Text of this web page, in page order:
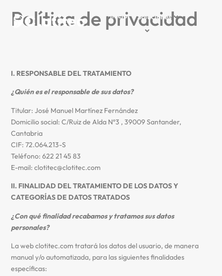
Inicio
Soluciones
Política de privacidad
I. RESPONSABLE DEL TRATAMIENTO
¿Quién es el responsable de sus datos?
Titular: José Manuel Martínez Fernández
Domicilio social: C/Ruiz de Alda Nº3 , 39009 Santander,
Cantabria
CIF: 72.064.213-S
Teléfono: 622 21 45 83
E-mail: clotitec@clotitec.com
II. FINALIDAD DEL TRATAMIENTO DE LOS DATOS Y
CATEGORÍAS DE DATOS TRATADOS
¿Con qué finalidad recabamos y tratamos sus datos
personales?
La web clotitec.com tratará los datos del usuario, de manera
manual y/o automatizada, para las siguientes finalidades
específicas: